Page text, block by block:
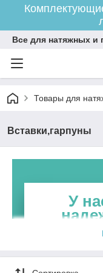
Все для натяжных и
Товары для
Вставки,гарпуны
У